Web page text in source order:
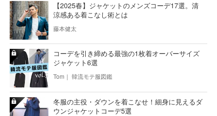
【2025春】ジャケットのメンズコーデ17選。清
涼感ある着こなし術とは
藤本健太
コーデを引き締める最強の1枚着オーバーサイズ
ジャケット6選
Tom｜ 韓流モテ服図鑑
冬服の主役・ダウンを着こなせ！細身に見えるダ
ウンジャケットコーデ5選